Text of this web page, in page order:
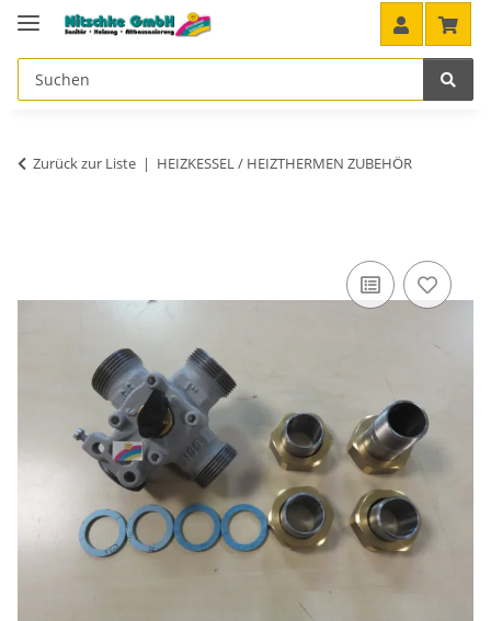
Zurück zur Liste HEIZKESSEL / HEIZTHERMEN ZUBEHÖR